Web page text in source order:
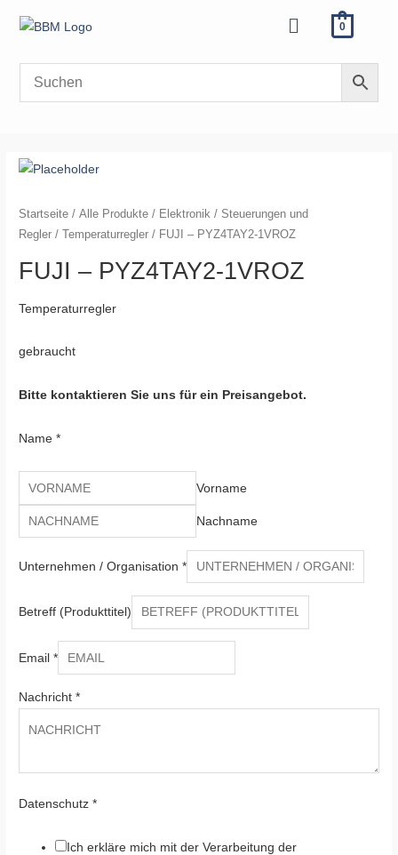
Inhalt
Menü 0
Startseite /Alle Produkte / Elektronik / Steuerungen und
Regler / Temperaturregler / FUJI – PYZ4TAY2-1VROZ
FUJI – PYZ4TAY2-1VROZ
Temperaturregler
gebraucht
Bitte kontaktieren Sie uns für ein Preisangebot.
Name*
Vorname
Nachname
Unternehmen / Organisation*
Betreff (Produkttitel)
Email*
Nachricht*
Datenschutz*
Ich erkläre mich mit der Verarbeitung der